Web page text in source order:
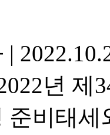
|
년 제
준비태